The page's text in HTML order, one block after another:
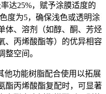
达25%，赋予涂膜适度的
色度为5，确保浅色或透明涂
体、溶剂（如醇、酮、芳烃
、丙烯酸酯等）的优异相容
整空间。
他功能树脂配合使用以拓展
酯丙烯酸酯复配时，可显著